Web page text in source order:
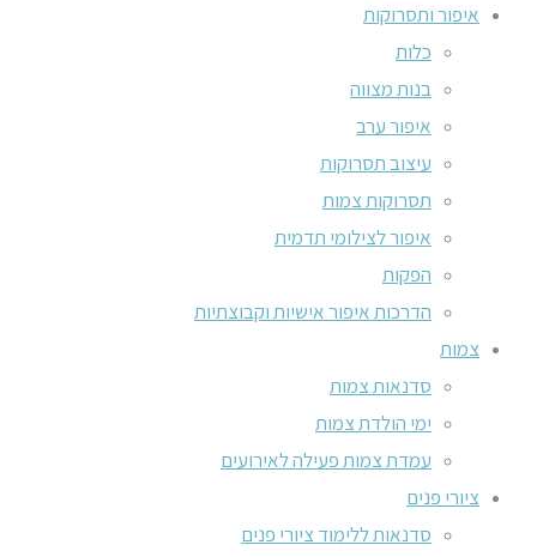
איפור ותסרוקות
כלות
בנות מצווה
איפור ערב
עיצוב תסרוקות
תסרוקות צמות
איפור לצילומי תדמית
הפקות
הדרכות איפור אישיות וקבוצתיות
צמות
סדנאות צמות
ימי הולדת צמות
עמדת צמות פעילה לאירועים
ציורי פנים
סדנאות ללימוד ציורי פנים